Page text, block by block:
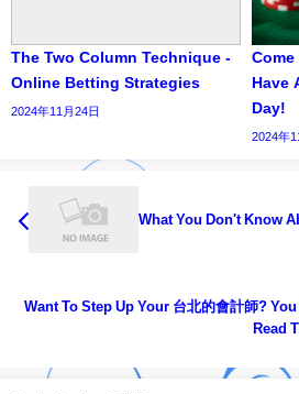
The Two Column Technique -
Online Betting Strategies
2024年11月24日
Come
Have
Day!
2024年
What You Don't Know
Want To Step Up Your 台北的會計師? You
Read